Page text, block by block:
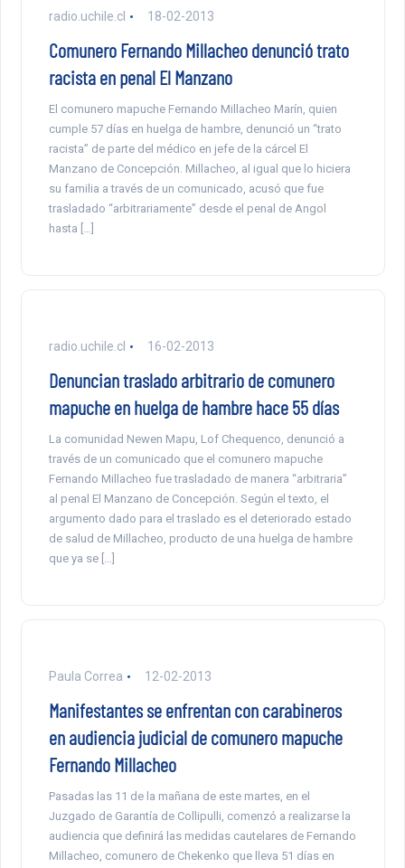
radio.uchile.cl 18-02-2013
Comunero Fernando Millacheo denunció trato
racista en penal El Manzano
El comunero mapuche Fernando Millacheo Marín, quien
cumple 57 días en huelga de hambre, denunció un “trato
racista” de parte del médico en jefe de la cárcel El
Manzano de Concepción. Millacheo, al igual que lo hiciera
su familia a través de un comunicado, acusó que fue
trasladado “arbitrariamente” desde el penal de Angol
hasta […]
radio.uchile.cl 16-02-2013
Denuncian traslado arbitrario de comunero
mapuche en huelga de hambre hace 55 días
La comunidad Newen Mapu, Lof Chequenco, denunció a
través de un comunicado que el comunero mapuche
Fernando Millacheo fue trasladado de manera “arbitraria”
al penal El Manzano de Concepción. Según el texto, el
argumento dado para el traslado es el deteriorado estado
de salud de Millacheo, producto de una huelga de hambre
que ya se […]
Paula Correa 12-02-2013
Manifestantes se enfrentan con carabineros
en audiencia judicial de comunero mapuche
Fernando Millacheo
Pasadas las 11 de la mañana de este martes, en el
Juzgado de Garantía de Collipulli, comenzó a realizarse la
audiencia que definirá las medidas cautelares de Fernando
Millacheo, comunero de Chekenko que lleva 51 días en